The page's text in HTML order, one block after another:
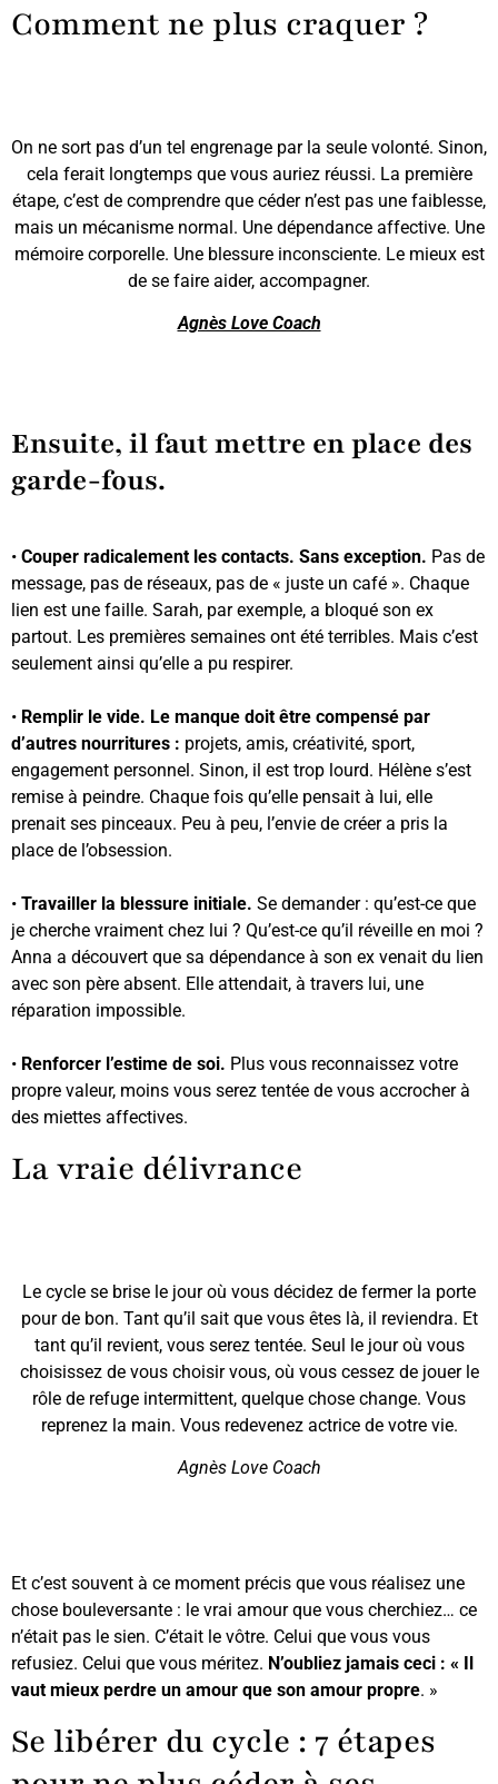
Comment ne plus craquer ?
On ne sort pas d’un tel engrenage par la seule volonté. Sinon,
cela ferait longtemps que vous auriez réussi. La première
étape, c’est de comprendre que céder n’est pas une faiblesse,
mais un mécanisme normal. Une dépendance affective. Une
mémoire corporelle. Une blessure inconsciente. Le mieux est
de se faire aider, accompagner.
Agnès Love Coach
Ensuite, il faut mettre en place des
garde-fous.
• Couper radicalement les contacts. Sans exception. Pas de
message, pas de réseaux, pas de « juste un café ». Chaque
lien est une faille. Sarah, par exemple, a bloqué son ex
partout. Les premières semaines ont été terribles. Mais c’est
seulement ainsi qu’elle a pu respirer.
• Remplir le vide. Le manque doit être compensé par
d’autres nourritures : projets, amis, créativité, sport,
engagement personnel. Sinon, il est trop lourd. Hélène s’est
remise à peindre. Chaque fois qu’elle pensait à lui, elle
prenait ses pinceaux. Peu à peu, l’envie de créer a pris la
place de l’obsession.
• Travailler la blessure initiale. Se demander : qu’est-ce que
je cherche vraiment chez lui ? Qu’est-ce qu’il réveille en moi ?
Anna a découvert que sa dépendance à son ex venait du lien
avec son père absent. Elle attendait, à travers lui, une
réparation impossible.
• Renforcer l’estime de soi. Plus vous reconnaissez votre
propre valeur, moins vous serez tentée de vous accrocher à
des miettes affectives.
La vraie délivrance
Le cycle se brise le jour où vous décidez de fermer la porte
pour de bon. Tant qu’il sait que vous êtes là, il reviendra. Et
tant qu’il revient, vous serez tentée. Seul le jour où vous
choisissez de vous choisir vous, où vous cessez de jouer le
rôle de refuge intermittent, quelque chose change. Vous
reprenez la main. Vous redevenez actrice de votre vie.
Agnès Love Coach
Et c’est souvent à ce moment précis que vous réalisez une
chose bouleversante : le vrai amour que vous cherchiez… ce
n’était pas le sien. C’était le vôtre. Celui que vous vous
refusiez. Celui que vous méritez. N’oubliez jamais ceci : « Il
vaut mieux perdre un amour que son amour propre. »
Se libérer du cycle : 7 étapes